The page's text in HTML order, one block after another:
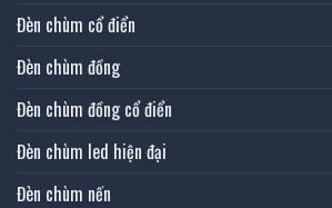
Đèn chùm cổ điển
Đèn chùm đồng
Đèn chùm đồng cổ điển
Đèn chùm led hiện đại
Đèn chùm nến